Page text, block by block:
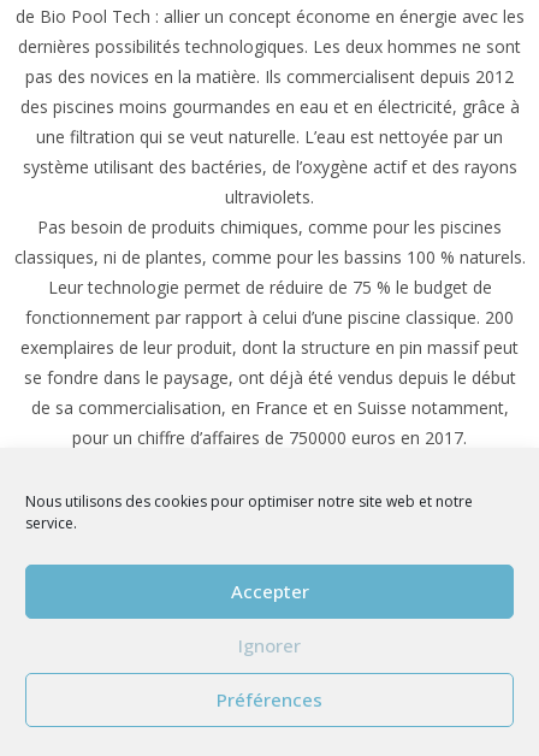
Nous utilisons des cookies pour optimiser notre site web et notre
service.
Accepter
Ignorer
Préférences
de Bio Pool Tech : allier un concept économe en énergie avec les
dernières possibilités technologiques. Les deux hommes ne sont
pas des novices en la matière. Ils commercialisent depuis 2012
des piscines moins gourmandes en eau et en électricité, grâce à
une filtration qui se veut naturelle. L’eau est nettoyée par un
système utilisant des bactéries, de l’oxygène actif et des rayons
ultraviolets.
Pas besoin de produits chimiques, comme pour les piscines
classiques, ni de plantes, comme pour les bassins 100 % naturels.
Leur technologie permet de réduire de 75 % le budget de
fonctionnement par rapport à celui d’une piscine classique. 200
exemplaires de leur produit, dont la structure en pin massif peut
se fondre dans le paysage, ont déjà été vendus depuis le début
de sa commercialisation, en France et en Suisse notamment,
pour un chiffre d’affaires de 750000 euros en 2017.
La PME de cinq salariés ambitionne de distribuer ses nouvelles
piscines connectées via son propre réseau de franchise, en se
également à part son système de filtration et sa solution de
commande à distance.
Mais ce terrain de chasse ne lui suffit pas. À Las Vegas, où la
start-up se flatte d’avoir éveillé l’intérêt des équipes de Nest, la
branche domotique de Google, une centaine de contacts ont été